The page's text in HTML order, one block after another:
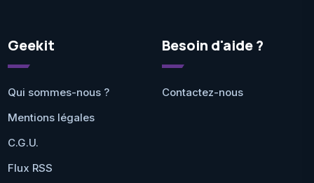
Geekit
Qui sommes-nous ?
Mentions légales
C.G.U.
Flux RSS
Besoin d'aide ?
Contactez-nous